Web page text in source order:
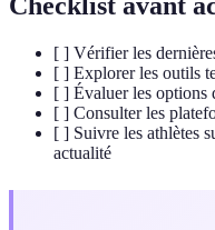
[ ] Vérifier les
[ ] Explorer les outils
[ ] Évaluer les options
[ ] Consulter les
[ ] Suivre les athlètes
actualité